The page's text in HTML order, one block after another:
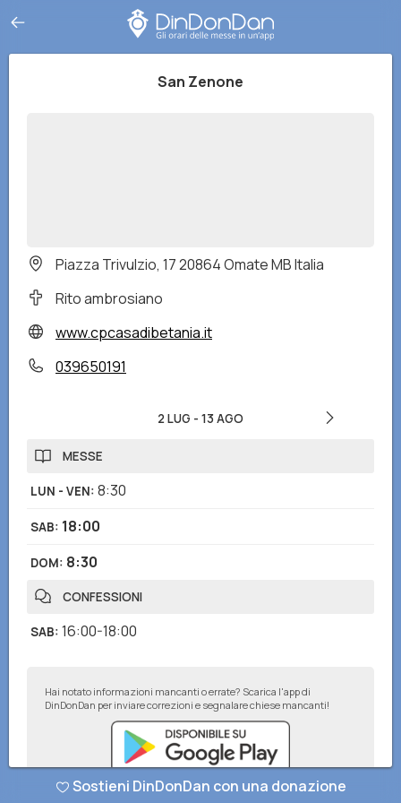
San Zenone
Piazza Trivulzio, 17 20864 Omate MB Italia
Rito ambrosiano
www.cpcasadibetania.it
039650191
2 LUG - 13 AGO
MESSE
LUN - VEN: 8:30
SAB: 18:00
DOM: 8:30
CONFESSIONI
SAB: 16:00-18:00
Hai notato informazioni mancanti o errate? Scarica l'app di
DinDonDan per inviare correzioni e segnalare chiese mancanti!
Sostieni DinDonDan con una donazione